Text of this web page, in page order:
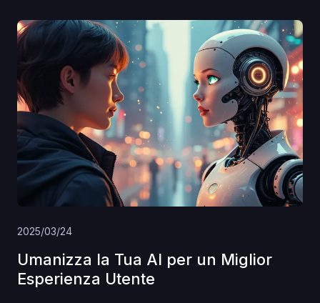
2025/03/24
Umanizza la Tua AI per un Miglior
Esperienza Utente